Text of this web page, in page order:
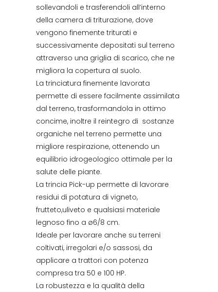
sollevandoli e trasferendoli all’interno
della camera di triturazione, dove
vengono finemente triturati e
successivamente depositati sul terreno
attraverso una griglia di scarico, che ne
migliora la copertura al suolo.
La trinciatura finemente lavorata
permette di essere facilmente assimilata
dal terreno, trasformandola in ottimo
concime, inoltre il reintegro di sostanze
organiche nel terreno permette una
migliore respirazione, ottenendo un
equilibrio idrogeologico ottimale per la
salute delle piante.
La trincia Pick-up permette di lavorare
residui di potatura di vigneto,
frutteto,uliveto e qualsiasi materiale
legnoso fino a ø6/8 cm.
Ideale per lavorare anche su terreni
coltivati, irregolari e/o sassosi, da
applicare a trattori con potenza
compresa tra 50 e 100 HP.
La robustezza e la qualità della